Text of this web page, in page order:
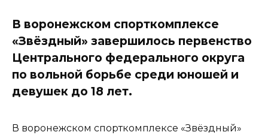
В воронежском спорткомплексе
«Звёздный» завершилось первенство
Центрального федерального округа
по вольной борьбе среди юношей и
девушек до 18 лет.
В воронежском спорткомплексе «Звёздный»